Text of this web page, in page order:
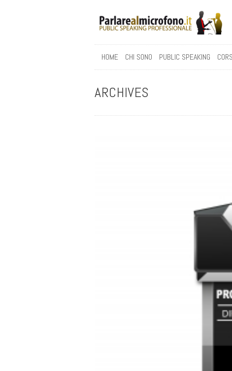
HOME CHI SONO PUBLIC SPEAKING
ARCHIVES